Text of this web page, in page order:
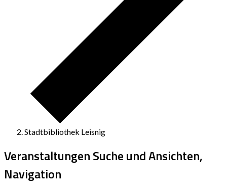
Stadtbibliothek Leisnig
Veranstaltungen Suche und Ansichten,
Navigation